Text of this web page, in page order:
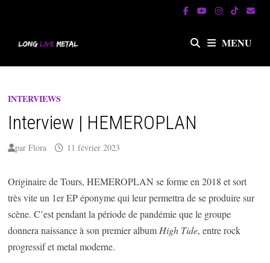
MENU
INTERVIEWS
Interview | HEMEROPLAN
parFlora 11 février 2023
Originaire de Tours, HEMEROPLAN se forme en 2018 et sort
très vite un 1er EP éponyme qui leur permettra de se produire sur
scène. C’est pendant la période de pandémie que le groupe
donnera naissance à son premier album High Tide, entre rock
progressif et metal moderne.